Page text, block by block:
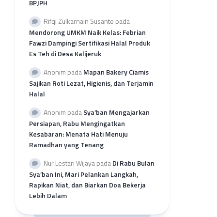
Rekap
Pengajuan
per
LP3H
BPJPH
Rifqi Zulkarnain Susanto pada
Mendorong UMKM Naik Kelas: Febrian
Fawzi Dampingi Sertifikasi Halal Produk
Es Teh di Desa Kalijeruk
Anonim padaMapan Bakery Ciamis
Sajikan Roti Lezat, Higienis, dan Terjamin
Halal
Anonim padaSya’ban Mengajarkan
Persiapan, Rabu Mengingatkan
Kesabaran: Menata Hati Menuju
Ramadhan yang Tenang
Nur Lestari WijayapadaDi Rabu Bulan
Sya’ban Ini, Mari Pelankan Langkah,
Rapikan Niat, dan Biarkan Doa Bekerja
Lebih Dalam